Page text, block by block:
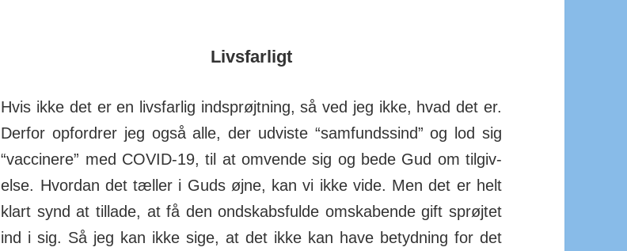
Livsfarligt
Hvis ikke det er en livs­farlig ind­sprøjt­ning, så ved jeg ikke, hvad det er.
Derfor op­fordrer jeg også alle, der ud­viste “sam­funds­sind” og lod sig
“vac­cinere” med COVID-19, til at om­vende sig og bede Gud om til­giv­
else. Hvordan det tæller i Guds øjne, kan vi ikke vide. Men det er helt
klart synd at til­lade, at få den ond­skabs­fulde om­skabende gift sprøjtet
ind i sig. Så jeg kan ikke sige, at det ikke kan have be­tyd­ning for det